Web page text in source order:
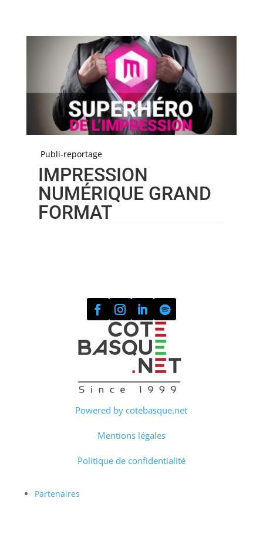
Publi-reportage
IMPRESSION
NUMÉRIQUE GRAND
FORMAT
Powered by cotebasque.net
Mentions légales
Politique de confidentialité
Partenaires